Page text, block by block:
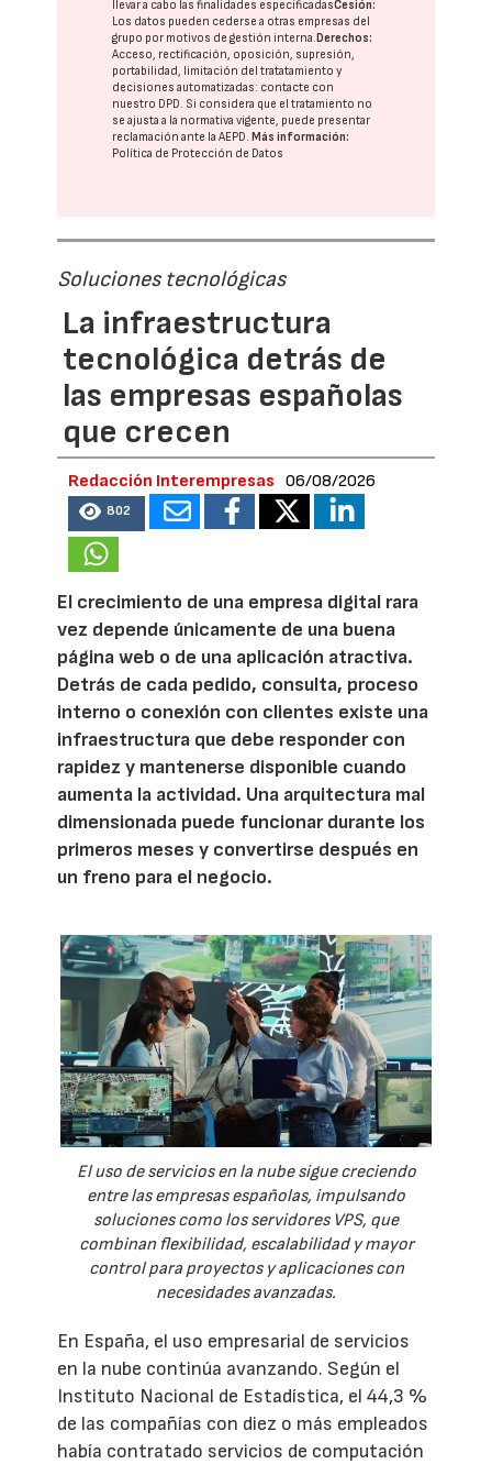
llevar a cabo las finalidades especificadasCesión:
Los datos pueden cederse a otras empresas del
grupo por motivos de gestión interna. Derechos:
Acceso, rectificación, oposición, supresión,
portabilidad, limitación del tratatamiento y
decisiones automatizadas: contacte con
nuestro DPD. Si considera que el tratamiento no
se ajusta a la normativa vigente, puede presentar
reclamación ante laAEPD. Más información:
Política de Protección de Datos
Soluciones tecnológicas
La infraestructura
tecnológica detrás de
las empresas españolas
que crecen
Redacción Interempresas 06/08/2026
802
El crecimiento de una empresa digital rara
vez depende únicamente de una buena
página web o de una aplicación atractiva.
Detrás de cada pedido, consulta, proceso
interno o conexión con clientes existe una
infraestructura que debe responder con
rapidez y mantenerse disponible cuando
aumenta la actividad. Una arquitectura mal
dimensionada puede funcionar durante los
primeros meses y convertirse después en
un freno para el negocio.
El uso de servicios en la nube sigue creciendo
entre las empresas españolas, impulsando
soluciones como los servidores VPS, que
combinan flexibilidad, escalabilidad y mayor
control para proyectos y aplicaciones con
necesidades avanzadas.
En España, el uso empresarial de servicios
en la nube continúa avanzando. Según el
Instituto Nacional de Estadística, el 44,3 %
de las compañías con diez o más empleados
había contratado servicios de computación